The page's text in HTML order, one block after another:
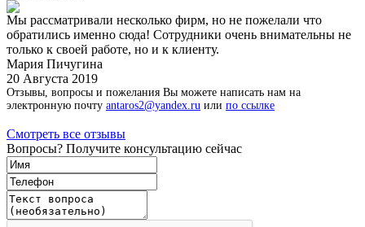
Мы рассматривали несколько фирм, но не пожелали что
обратились именно сюда! Сотрудники очень внимательны не
только к своей работе, но и к клиенту.
Мария Пичугина
20 Августа 2019
Отзывы, вопросы и пожелания Вы можете написать нам на
электронную почту antaros2@yandex.ru или по ссылке
Смотреть все отзывы
Вопросы? Получите консультацию сейчас